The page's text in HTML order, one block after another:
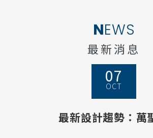
NEWS
最新消息
07
OCT
最新設計趨勢：萬